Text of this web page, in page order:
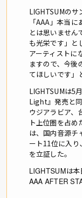
LIGHTSUMの
「AAA」本当に
とは思いません
も光栄です」と
アーティストに
ますので、今後
てほしいです」
LIGHTSUMは5
Light』発売と
ウジアラビア、
ト上位圏を占め
は、 国内音源チ
ート11位に入り
を立証した。
LIGHTSUMは本
AAA AFTER